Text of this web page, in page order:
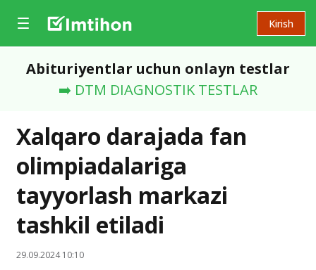
Kirish
Abituriyentlar uchun onlayn testlar
➡️ DTM DIAGNOSTIK TESTLAR
Xalqaro darajada fan
olimpiadalariga
tayyorlash markazi
tashkil etiladi
29.09.2024 10:10